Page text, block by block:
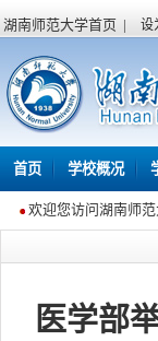
湖南师范大学首页 | 设
首页 学校概况
欢迎您访问湖南师范
医学部